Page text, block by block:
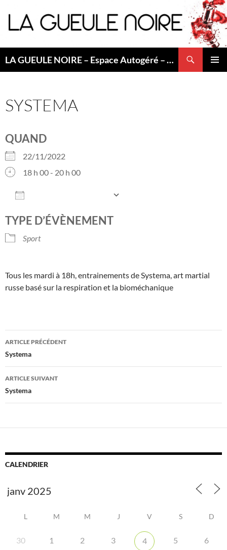
au
contenu
LA GUEULE NOIRE – Espace Autogéré – Saint Etienne
SYSTEMA
QUAND
22/11/2022
18 h 00 - 20 h 00
TYPE D’ÉVÈNEMENT
Sport
Tous les mardi à 18h, entrainements de Systema, art martial
russe basé sur la respiration et la bioméchanique
Navigation
des
articles
ARTICLE PRÉCÉDENT
Systema
ARTICLE SUIVANT
Systema
CALENDRIER
L M M J V S D
30 1 2 3 4 5 6